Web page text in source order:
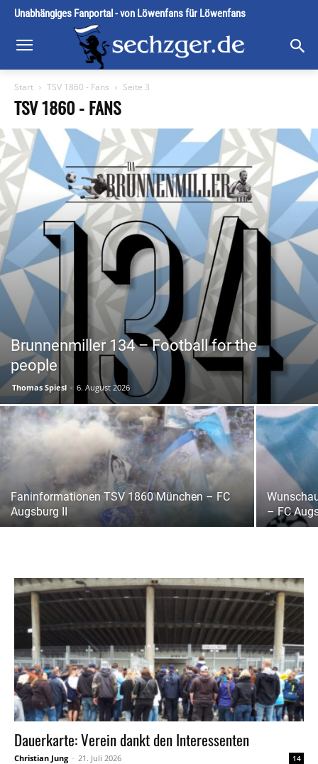
Unabhängiges Fanportal - von Löwenfans für Löwenfans
Start TSV 1860 - Fans Seite 3
TSV 1860 - FANS
Brunnenmiller 134 – Football for the
people
Thomas Spiesl - 6. August 2026
Faninformationen TSV 1860 München – FC
Augsburg II
– FC
Dauerkarte: Verein dankt den Interessenten
Christian Jung - 21. Juli 2026 14